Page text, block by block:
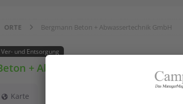
ORTE Bergmann Beton + Abwassertechnik GmbH
Ver- und Entsorgung
+ Abwassertechnik GmbH
Karte